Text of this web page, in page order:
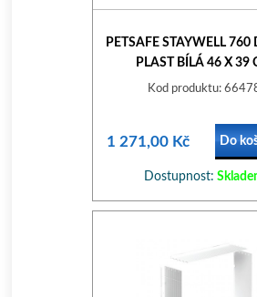
PETSAFE STAYWELL
PLAST BÍLÁ 46 X 39
Kod produktu:
1 271,00 Kč Do
Dostupnost: